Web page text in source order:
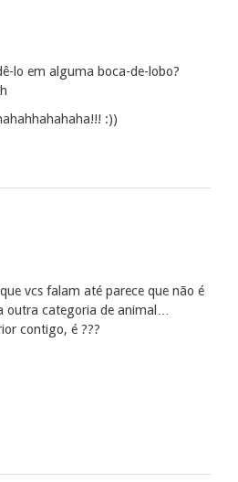
lo em alguma boca-de-lobo?
:))
vcs falam até parece que não é
categoria de animal…
contigo, é ???